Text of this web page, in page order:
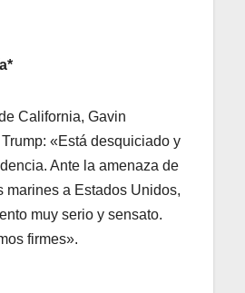
California, Gavin
«Está desquiciado y
Ante la amenaza de
marines a Estados Unidos,
muy serio y sensato.
firmes».